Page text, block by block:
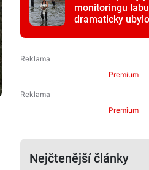
monitoringu
dramaticky ubylo
Premium
Premium
Nejčtenější články